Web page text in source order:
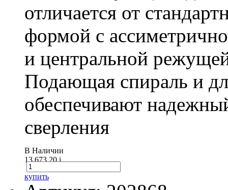
отличается от
формой с
и центральной
Подающая спираль и
обеспечивают
сверления
В Наличии
13 673.20i
купить